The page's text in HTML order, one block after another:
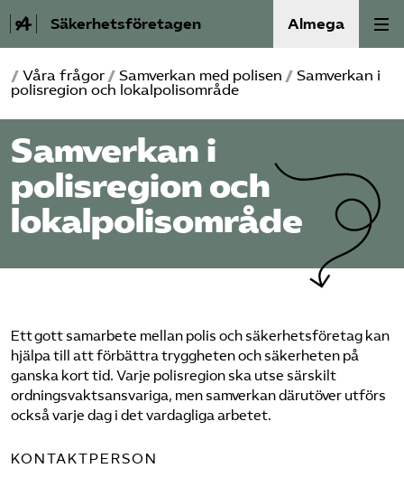
Säkerhetsföretagen Almega
Bli medlem
Våra frågor
Kontakt
Bli medlem
Logga in på Arbetsgivarguiden
/ Våra frågor / Samverkan med polisen / Samverkan i
polisregion och lokalpolisområde
Samverkan i
polisregion och
lokalpolisområde
Ett gott samarbete mellan polis och säkerhetsföretag kan
hjälpa till att förbättra tryggheten och säkerheten på
ganska kort tid. Varje polisregion ska utse särskilt
ordningsvaktsansvariga, men samverkan därutöver utförs
också varje dag i det vardagliga arbetet.
KONTAKTPERSON